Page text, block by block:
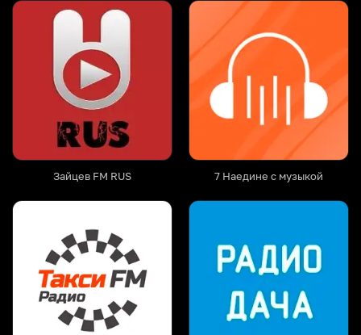
Зайцев FM RUS 7 Наедине с музыкой